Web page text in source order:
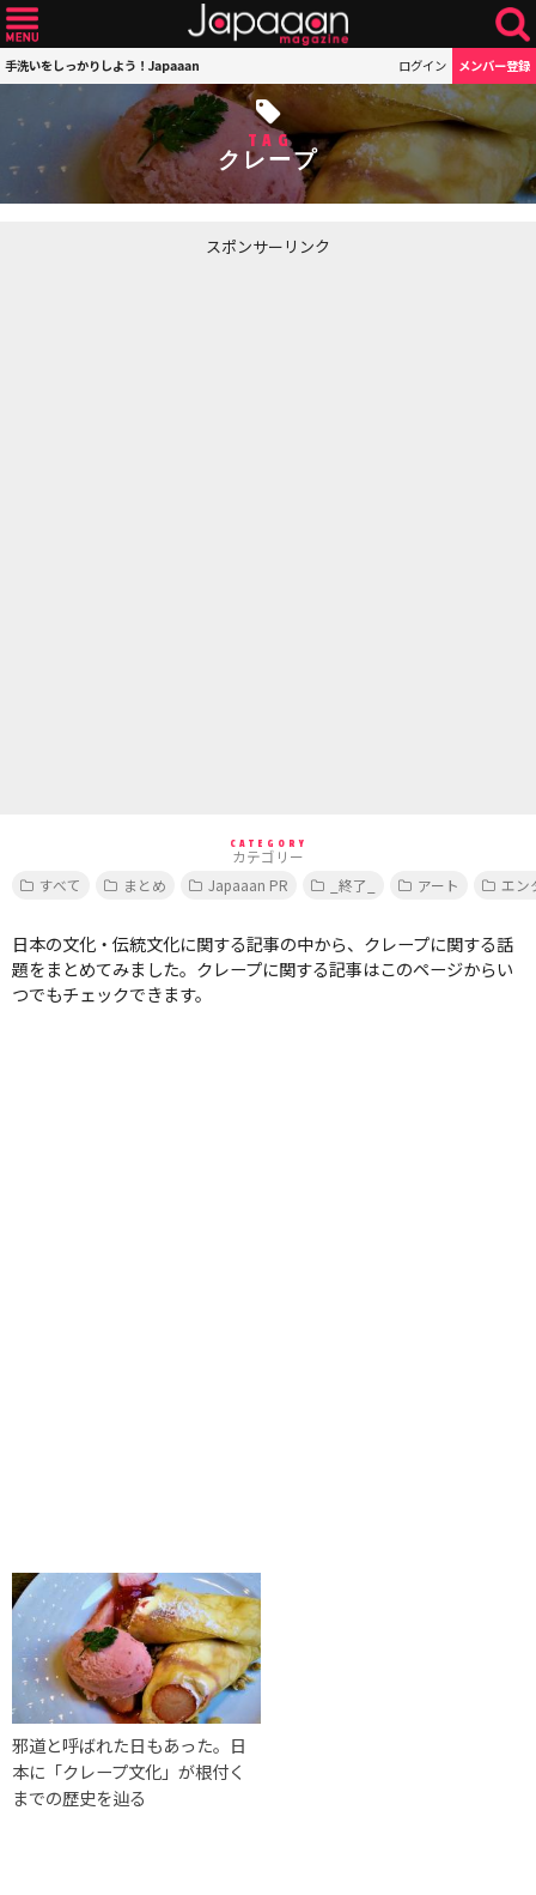
手洗いをしっかりしよう！Japaaan ログイン メンバー登録
TAG
クレープ
スポンサーリンク
CATEGORY
カテゴリー
すべて
まとめ Japaaan PR _終了_ アート エン
日本の文化・伝統文化に関する記事の中から、クレープに関する話
題をまとめてみました。クレープに関する記事はこのページからい
つでもチェックできます。
邪道と呼ばれた日もあった。日
本に「クレープ文化」が根付く
までの歴史を辿る